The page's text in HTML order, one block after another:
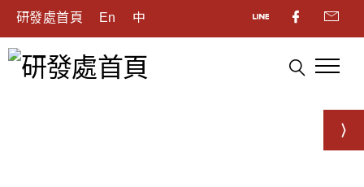
研發處首頁 En 中